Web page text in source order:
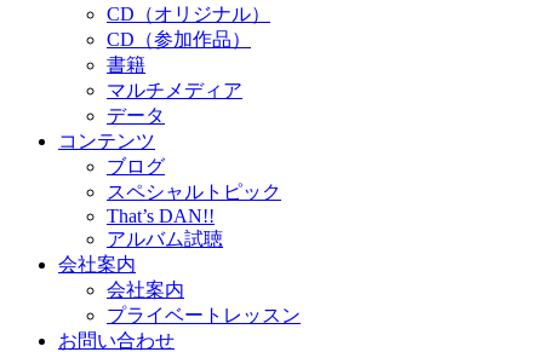
CD（オリジナル）
CD（参加作品）
書籍
マルチメディア
データ
コンテンツ
ブログ
スペシャルトピック
That’s DAN!!
アルバム試聴
会社案内
会社案内
プライベートレッスン
お問い合わせ